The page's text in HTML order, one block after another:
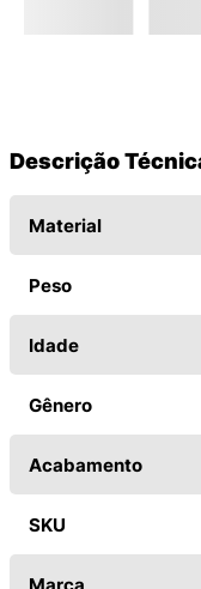
Descrição
Material
Peso
Idade
Gênero
Acabamento
SKU